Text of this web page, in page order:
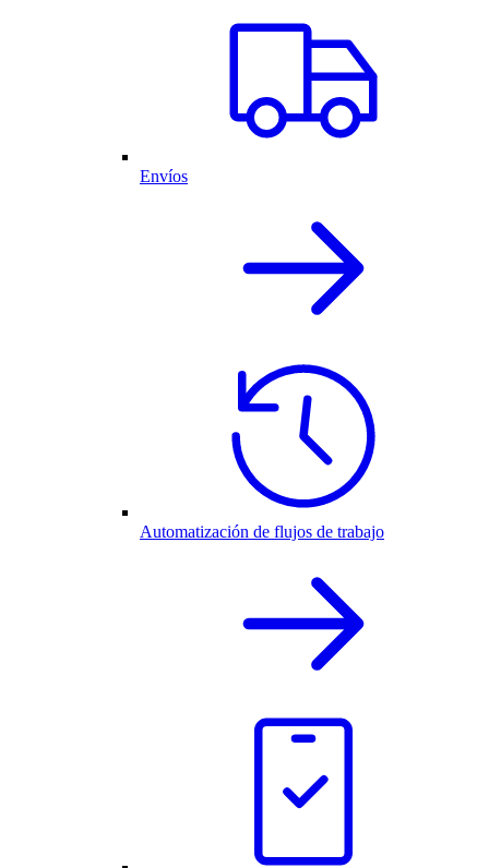
Envíos
Automatización de flujos de trabajo